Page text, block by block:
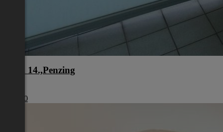
Wien 14.,Penzing
€ 1.310